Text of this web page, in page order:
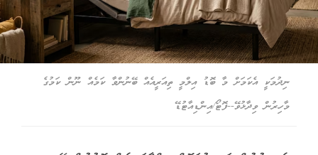
ނިދުމަކީ އެކަމަށް މާ ބޮޑު އިލްމީ ތިއަރީއެއް ބޭނުންވާ ކަމެއް ނޫން ކަމުގެ
މާހިރުން ވިދާޅުވޭ--ފޮޓޯ/އިންޑިއާޓުޑޭ